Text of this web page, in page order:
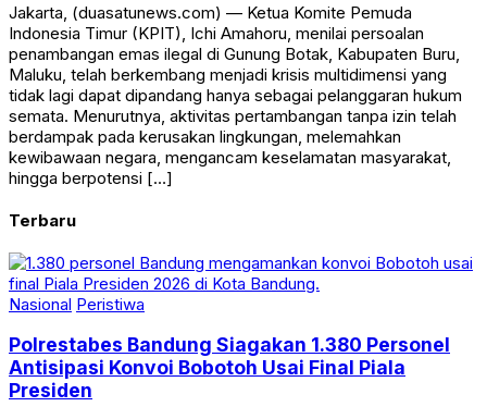
Jakarta, (duasatunews.com) — Ketua Komite Pemuda
Indonesia Timur (KPIT), Ichi Amahoru, menilai persoalan
penambangan emas ilegal di Gunung Botak, Kabupaten Buru,
Maluku, telah berkembang menjadi krisis multidimensi yang
tidak lagi dapat dipandang hanya sebagai pelanggaran hukum
semata. Menurutnya, aktivitas pertambangan tanpa izin telah
berdampak pada kerusakan lingkungan, melemahkan
kewibawaan negara, mengancam keselamatan masyarakat,
hingga berpotensi […]
Terbaru
Nasional Peristiwa
Polrestabes Bandung Siagakan 1.380 Personel
Antisipasi Konvoi Bobotoh Usai Final Piala
Presiden